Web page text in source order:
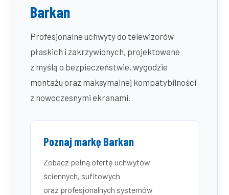
Barkan
Profesjonalne uchwyty do telewizorów
płaskich i zakrzywionych, projektowane
z myślą o bezpieczeństwie, wygodzie
montażu oraz maksymalnej kompatybilności
z nowoczesnymi ekranami.
Poznaj markę Barkan
Zobacz pełną ofertę uchwytów
ściennych, sufitowych
oraz profesjonalnych systemów